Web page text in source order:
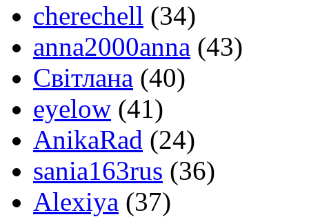
cherechell (34)
anna2000anna (43)
Світлана (40)
eyelow (41)
AnikaRad (24)
sania163rus (36)
Alexiya (37)